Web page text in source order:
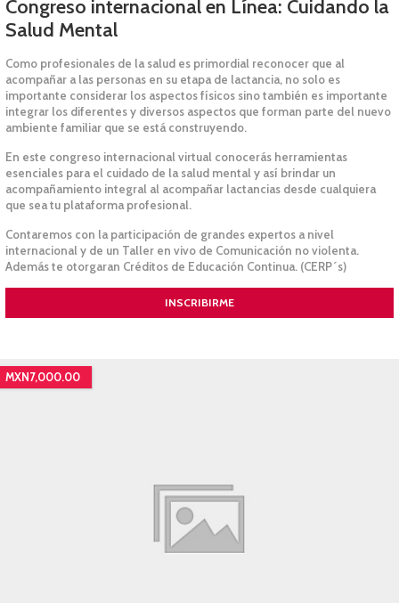
Congreso internacional en Línea: Cuidando la
Salud Mental
Como profesionales de la salud es primordial reconocer que al
acompañar a las personas en su etapa de lactancia, no solo es
importante considerar los aspectos físicos sino también es importante
integrar los diferentes y diversos aspectos que forman parte del nuevo
ambiente familiar que se está construyendo.
En este congreso internacional virtual conocerás herramientas
esenciales para el cuidado de la salud mental y así brindar un
acompañamiento integral al acompañar lactancias desde cualquiera
que sea tu plataforma profesional.
Contaremos con la participación de grandes expertos a nivel
internacional y de un Taller en vivo de Comunicación no violenta.
Además te otorgaran Créditos de Educación Continua. (CERP´s)
INSCRIBIRME
MXN7,000.00